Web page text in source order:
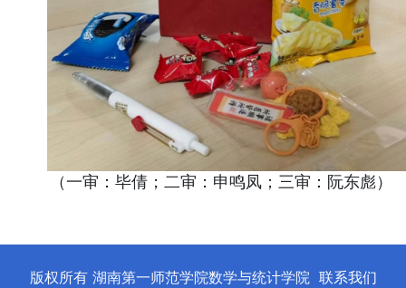
（一审：毕倩；二审：申鸣凤；三审：阮东彪）
版权所有 湖南第一师范学院数学与统计学院 联系我们